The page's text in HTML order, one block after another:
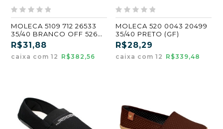
MOLECA 5109 712 26533
35/40 BRANCO OFF 526
(GF)
R$31,88
caixa com 12 R$382,56
MOLECA 520 0043 20499
35/40 PRETO (GF)
R$28,29
caixa com 12 R$339,48